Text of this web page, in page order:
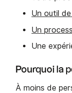
Un outil
Un
Une
Pourquoi la
À moins de